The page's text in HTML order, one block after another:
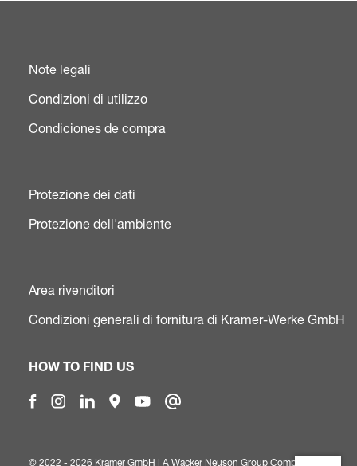
Note legali
Condizioni di utilizzo
Condiciones de compra
Protezione dei dati
Protezione dell'ambiente
Area rivenditori
Condizioni generali di fornitura di Kramer-Werke GmbH
HOW TO FIND US
© 2022 - 2026 Kramer GmbH | A Wacker Neuson Group Company